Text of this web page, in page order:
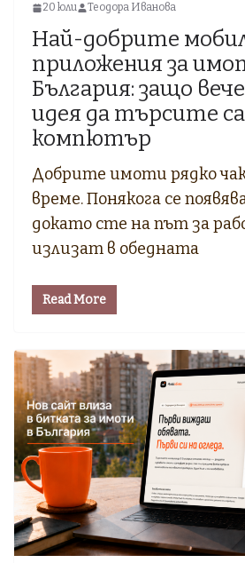
20 юли Теодора Иванова
Най-добрите
приложения за
България: защо
идея да търсите
компютър
Добрите имоти рядко
време. Понякога се
докато сте на път за
излизат в обедната
Read More